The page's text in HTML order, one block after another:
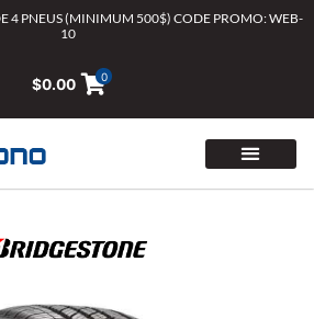
4 PNEUS (MINIMUM 500$) CODE PROMO: WEB-
10
$0.00 0